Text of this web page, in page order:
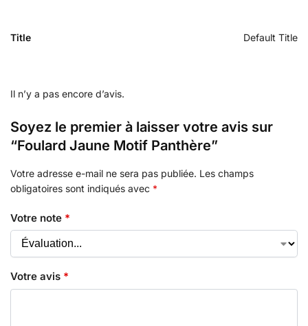
Title Default Title
Il n’y a pas encore d’avis.
Soyez le premier à laisser votre avis sur
“Foulard Jaune Motif Panthère”
Votre adresse e-mail ne sera pas publiée. Les champs
obligatoires sont indiqués avec *
Votre note *
Votre avis *